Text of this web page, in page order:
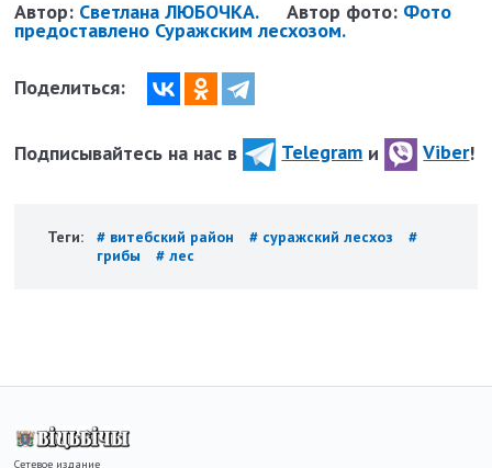
Автор: Светлана ЛЮБОЧКА. Автор фото: Фото
предоставлено Суражским лесхозом.
Поделиться:
Подписывайтесь на нас в Telegram и Viber!
Теги: # витебский район # суражский лесхоз
#
грибы
# лес
Сетевое издание